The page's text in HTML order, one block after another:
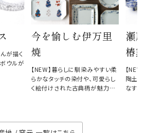
が描く
ウルが
今を愉しむ伊万里
焼
【NEW】暮らしに馴染みやすい柔
らかなタッチの染付や、可愛らし
く絵付けされた古典柄が魅力の
瀬
椿窯
【
陶土と
なす、